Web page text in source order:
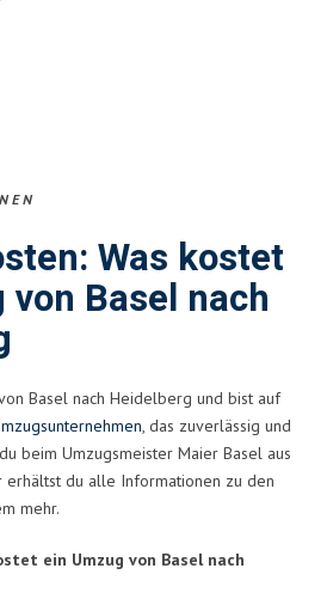
Was kostet
von Basel nach
Basel nach Heidelberg und bist auf
, das zuverlässig und
beim Umzugsmeister Maier Basel aus
erhältst du alle Informationen zu den
mehr.
ein Umzug von Basel nach